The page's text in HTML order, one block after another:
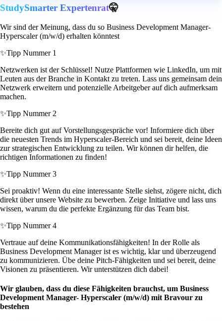
StudySmarter Expertenrat🤫
Wir sind der Meinung, dass du so Business Development Manager-
Hyperscaler (m/w/d) erhalten könntest
✨Tipp Nummer 1
Netzwerken ist der Schlüssel! Nutze Plattformen wie LinkedIn, um mit
Leuten aus der Branche in Kontakt zu treten. Lass uns gemeinsam dein
Netzwerk erweitern und potenzielle Arbeitgeber auf dich aufmerksam
machen.
✨Tipp Nummer 2
Bereite dich gut auf Vorstellungsgespräche vor! Informiere dich über
die neuesten Trends im Hyperscaler-Bereich und sei bereit, deine Ideen
zur strategischen Entwicklung zu teilen. Wir können dir helfen, die
richtigen Informationen zu finden!
✨Tipp Nummer 3
Sei proaktiv! Wenn du eine interessante Stelle siehst, zögere nicht, dich
direkt über unsere Website zu bewerben. Zeige Initiative und lass uns
wissen, warum du die perfekte Ergänzung für das Team bist.
✨Tipp Nummer 4
Vertraue auf deine Kommunikationsfähigkeiten! In der Rolle als
Business Development Manager ist es wichtig, klar und überzeugend
zu kommunizieren. Übe deine Pitch-Fähigkeiten und sei bereit, deine
Visionen zu präsentieren. Wir unterstützen dich dabei!
Wir glauben, dass du diese Fähigkeiten brauchst, um Business
Development Manager- Hyperscaler (m/w/d) mit Bravour zu
bestehen